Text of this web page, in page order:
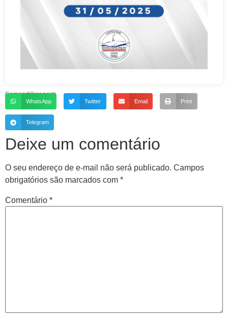
Compartilhar post:
WhatsApp Twitter Email Print
Telegram
Deixe um comentário
O seu endereço de e-mail não será publicado. Campos
obrigatórios são marcados com *
Comentário *